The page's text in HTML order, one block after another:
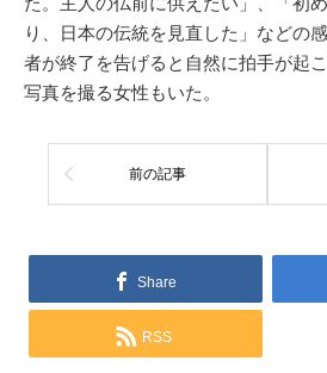
り、日本の伝統を見直した」などの
者が終了を告げると自然に拍手が起
写真を撮る女性もいた。
前の記事
Share
RSS